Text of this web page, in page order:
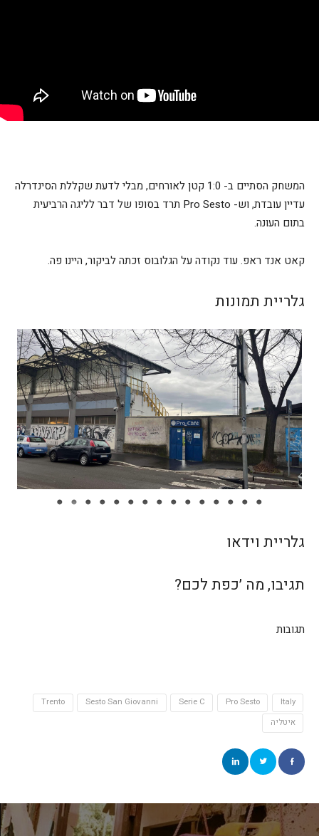
המשחק הסתיים ב- 1:0 קטן לאורחים, מבלי לדעת שקללת הסינדרלה
עדיין עובדת, וש- Pro Sesto תרד בסופו של דבר לליגה הרביעית
בתום העונה.
קאט אנד ראפ. עוד נקודה על הגלובוס זכתה לביקור, היינו פה.
גלריית תמונות
גלריית וידאו
תגיבו, מה ׳כפת לכם?
תגובות
Italy
Pro Sesto
Serie C
Sesto San Giovanni
Trento
איטליה